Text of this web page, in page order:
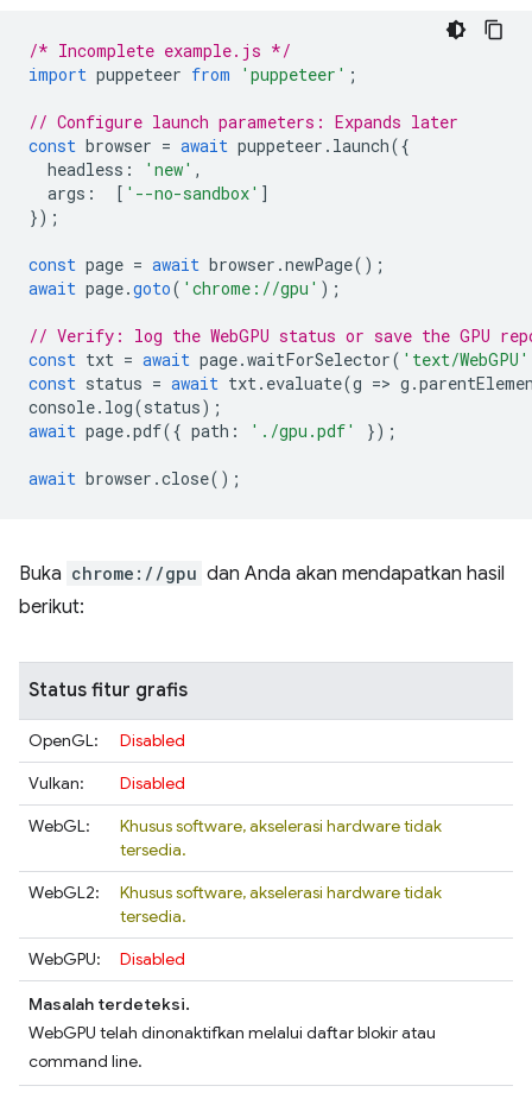
/* Incomplete example.js */
import puppeteer from 'puppeteer' ;
// Configure launch parameters: Expands later
const browser = await puppeteer . launch({
headless : 'new' ,
args : [ '--no-sandbox' ]
});
const page = await browser .newPage();
await page.goto( 'chrome://gpu' );
// Verify: log the WebGPU status or save the GPU
const txt = await page.waitForSelector( 'text/WebGPU'
const status = await txt. evaluate(g => g .
console. log(status);
await page.pdf({ path : './gpu.pdf' });
await browser .close();
Buka chrome://gpu dan Anda akan mendapatkan hasil
berikut:
Status fitur grafis
OpenGL:
Disabled
Vulkan:
Disabled
WebGL:
Khusus software, akselerasi hardware tidak
tersedia.
WebGL2:
Khusus software, akselerasi hardware tidak
tersedia.
WebGPU:
Disabled
Masalah terdeteksi.
WebGPU telah dinonaktifkan melalui daftar blokir atau
command line.